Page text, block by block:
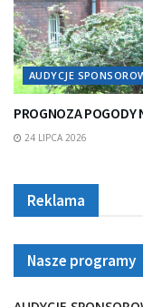
AUDYCJE
PROGNOZA
24 LIPCA 2026
Reklama
Nasze programy